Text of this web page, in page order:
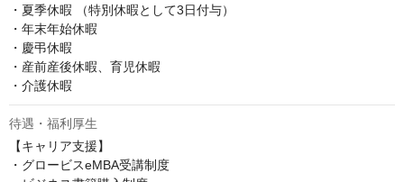
・夏季休暇 （特別休暇として3日付与）
・年末年始休暇
・慶弔休暇
・産前産後休暇、育児休暇
・介護休暇
待遇・福利厚生
【キャリア支援】
・グロービスeMBA受講制度